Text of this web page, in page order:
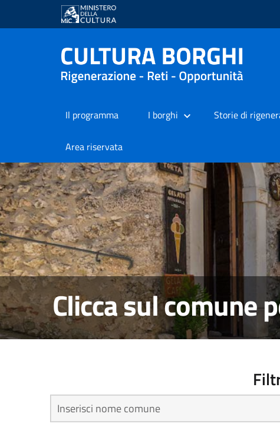
Il programma I borghi Storie di
Area riservata
Clicca sul comune